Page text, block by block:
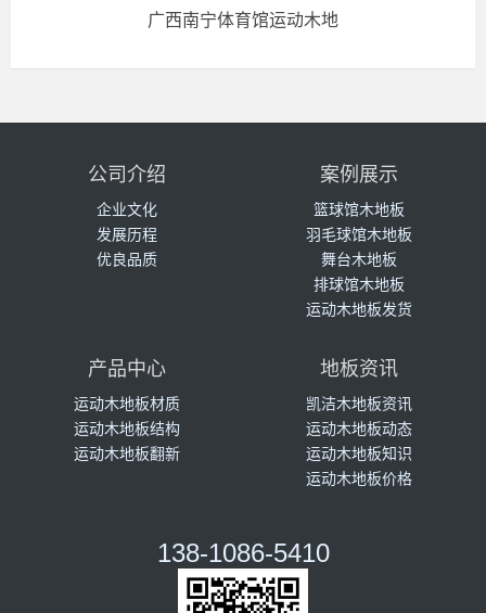
广西南宁体育馆运动木地
公司介绍
企业文化
发展历程
优良品质
案例展示
篮球馆木地板
羽毛球馆木地板
舞台木地板
排球馆木地板
运动木地板发货
产品中心
运动木地板材质
运动木地板结构
运动木地板翻新
地板资讯
凯洁木地板资讯
运动木地板动态
运动木地板知识
运动木地板价格
138-1086-5410